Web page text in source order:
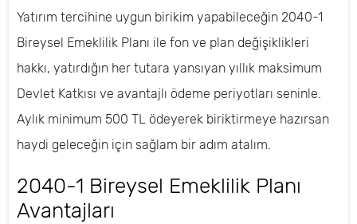
Yatırım tercihine uygun birikim yapabileceğin 2040-1
Bireysel Emeklilik Planı ile fon ve plan değişiklikleri
hakkı, yatırdığın her tutara yansıyan yıllık maksimum
Devlet Katkısı ve avantajlı ödeme periyotları seninle.
Aylık minimum 500 TL ödeyerek biriktirmeye hazırsan
haydi geleceğin için sağlam bir adım atalım.
2040-1 Bireysel Emeklilik Planı
Avantajları